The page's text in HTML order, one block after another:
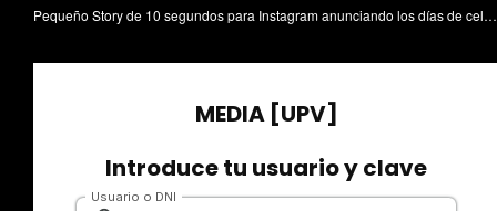
Pequeño Story de 10 segundos para Instagram anunciando los días de celebración del mercado